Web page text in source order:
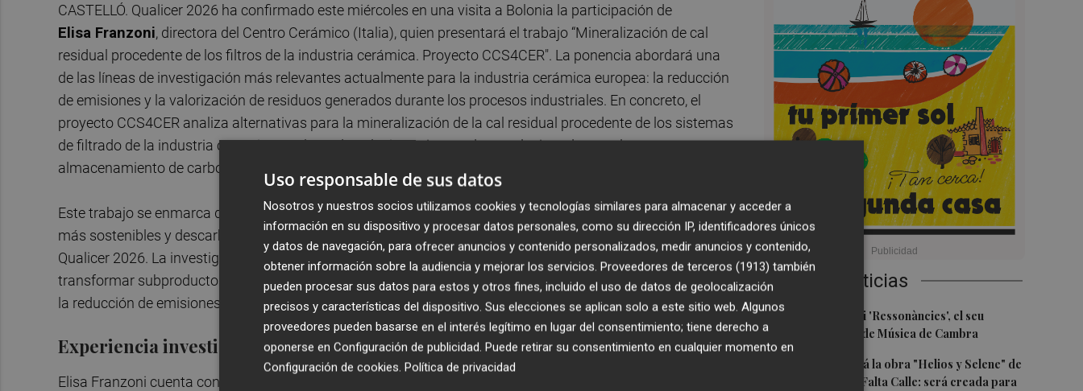
Últimas Noticias
1Culla estrena hui 'Ressonàncies', el seu
primer Festival de Música de Cambra
Castelló acogerá la obra "Helios y Selene" de
la compañía Te Falta Calle: será creada para
CASTELLÓ. Qualicer 2026 ha confirmado este miércoles en una visita a Bolonia la participación de
Elisa Franzoni, directora del Centro Cerámico (Italia), quien presentará el trabajo “Mineralización de cal
residual procedente de los filtros de la industria cerámica. Proyecto CCS4CER". La ponencia abordará una
de las líneas de investigación más relevantes actualmente para la industria cerámica europea: la reducción
de emisiones y la valorización de residuos generados durante los procesos industriales. En concreto, el
proyecto CCS4CER analiza alternativas para la mineralización de la cal residual procedente de los sistemas
de filtrado de la industria cerámica, explorando soluciones innovadoras relacionadas con la captura y
almacenamiento de carbono (CCS).
Este trabajo se enmarca dentro del creciente esfuerzo del sector por avanzar hacia modelos productivos
más sostenibles y descarbonizados, una cuestión que ocupará un lugar central en el programa técnico de
Qualicer 2026. La investigación desarrollada por el Centro Cerámico se centra en tecnologías capaces de
transformar subproductos industriales en materiales con valor añadido, contribuyendo simultáneamente a
la reducción de emisiones de CO₂.
Experiencia investigadora
Elisa Franzoni cuenta con una amplia experiencia investigadora en materiales, sostenibilidad y procesos de
Uso responsable de sus datos
Nosotros y nuestros socios utilizamos cookies y tecnologías similares para almacenar y acceder a
información en su dispositivo y procesar datos personales, como su dirección IP, identificadores únicos
y datos de navegación, para ofrecer anuncios y contenido personalizados, medir anuncios y contenido,
obtener información sobre la audiencia y mejorar los servicios. Proveedores de terceros (1913) también
pueden procesar sus datos para estos y otros fines, incluido el uso de datos de geolocalización
precisos y características del dispositivo. Sus elecciones se aplican solo a este sitio web. Algunos
proveedores pueden basarse en el interés legítimo en lugar del consentimiento; tiene derecho a
oponerse en Configuración de publicidad. Puede retirar su consentimiento en cualquier momento en
Configuración de cookies. Política de privacidad